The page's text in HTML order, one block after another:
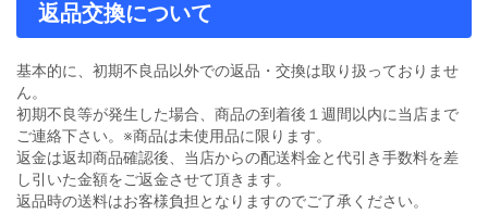
返品交換について
基本的に、初期不良品以外での返品・交換は取り扱っておりませ
ん。
初期不良等が発生した場合、商品の到着後１週間以内に当店まで
ご連絡下さい。※商品は未使用品に限ります。
返金は返却商品確認後、当店からの配送料金と代引き手数料を差
し引いた金額をご返金させて頂きます。
返品時の送料はお客様負担となりますのでご了承ください。